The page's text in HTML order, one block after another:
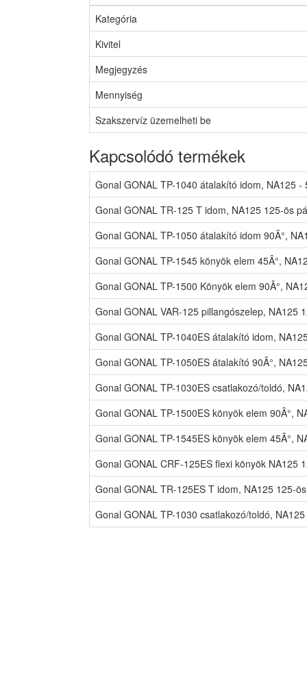
Kategória
Kivitel
Megjegyzés
Mennyiség
Szakszervíz üzemelheti be
Kapcsolódó termékek
Gonal GONAL TP-1040 átalakító idom, NA125
Gonal GONAL TR-125 T idom, NA125 125-ös
Gonal GONAL TP-1050 átalakító idom 90Â°,
Gonal GONAL TP-1545 könyök elem 45Â°,
Gonal GONAL TP-1500 Könyök elem 90Â°,
Gonal GONAL VAR-125 pillangószelep, NA125
Gonal GONAL TP-1040ES átalakító idom,
Gonal GONAL TP-1050ES átalakító 90Â°,
Gonal GONAL TP-1030ES csatlakozó/toldó,
Gonal GONAL TP-1500ES könyök elem 90Â°,
Gonal GONAL TP-1545ES könyök elem 45Â°,
Gonal GONAL CRF-125ES flexi könyök NA125
Gonal GONAL TR-125ES T idom, NA125 125-
Gonal GONAL TP-1030 csatlakozó/toldó,